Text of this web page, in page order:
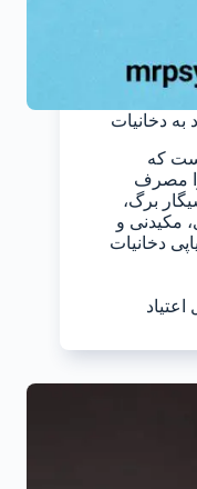
به دخانیات
که
مصرف
برگ،
مکیدنی و
دخانیات
اعتیاد